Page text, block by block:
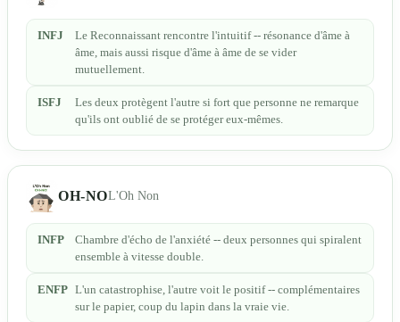
INFJ
Le Reconnaissant rencontre l'intuitif -- résonance d'âme à
âme, mais aussi risque d'âme à âme de se vider
mutuellement.
ISFJ
Les deux protègent l'autre si fort que personne ne remarque
qu'ils ont oublié de se protéger eux-mêmes.
OH-NOL'Oh Non
INFP
Chambre d'écho de l'anxiété -- deux personnes qui spiralent
ensemble à vitesse double.
ENFP L'un catastrophise, l'autre voit le positif -- complémentaires
sur le papier, coup du lapin dans la vraie vie.